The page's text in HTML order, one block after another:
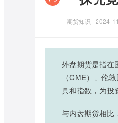
期货知识 2024-
外盘期货是指在
（CME）、伦
具和指数，为投
与内盘期货相比